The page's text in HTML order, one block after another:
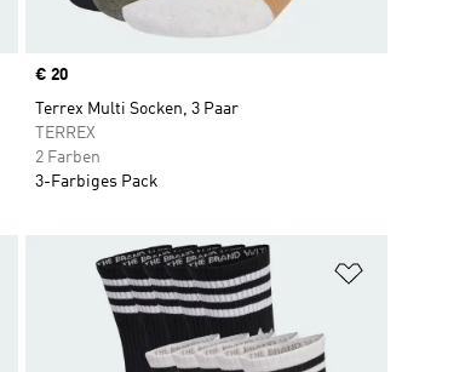
Price
€ 20
Terrex Multi Socken, 3 Paar
TERREX
2 Farben
3-Farbiges Pack
Zur Wunschliste hinzufügen